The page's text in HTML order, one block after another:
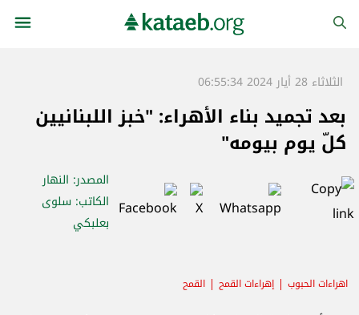
الثلاثاء 28 أيار 2024 06:55:34
بعد تجميد بناء الأهراء: "خبز اللبنانيين
كلّ يوم بيومه"
المصدر: النهار
الكاتب: سلوى
بعلبكي
اهراءات الحبوب إهراءات القمح القمح